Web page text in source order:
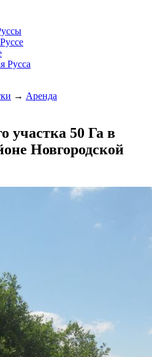
Русса
→ Аренда
участка 50 Га в
Новгородской